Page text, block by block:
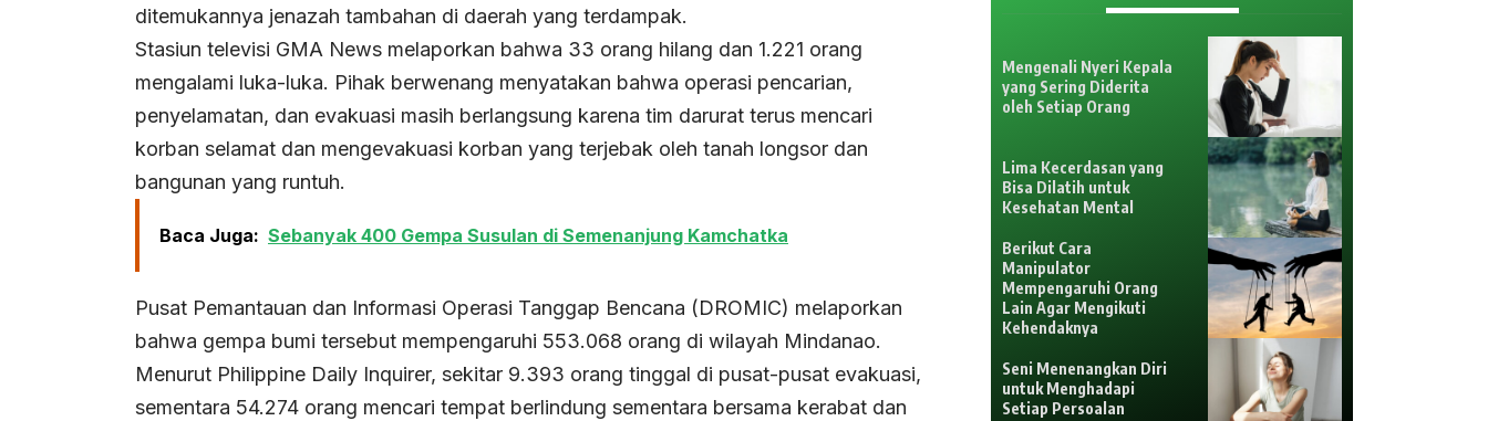
ditemukannya jenazah tambahan di daerah yang terdampak.
Stasiun televisi GMA News melaporkan bahwa 33 orang hilang dan 1.221 orang
mengalami luka-luka. Pihak berwenang menyatakan bahwa operasi pencarian,
penyelamatan, dan evakuasi masih berlangsung karena tim darurat terus mencari
korban selamat dan mengevakuasi korban yang terjebak oleh tanah longsor dan
bangunan yang runtuh.
Baca Juga: Sebanyak 400 Gempa Susulan di Semenanjung Kamchatka
Pusat Pemantauan dan Informasi Operasi Tanggap Bencana (DROMIC) melaporkan
bahwa gempa bumi tersebut mempengaruhi 553.068 orang di wilayah Mindanao.
Menurut Philippine Daily Inquirer, sekitar 9.393 orang tinggal di pusat-pusat evakuasi,
sementara 54.274 orang mencari tempat berlindung sementara bersama kerabat dan
Mengenali Nyeri Kepala
yang Sering Diderita
oleh Setiap Orang
Lima Kecerdasan yang
Bisa Dilatih untuk
Kesehatan Mental
Berikut Cara
Manipulator
Mempengaruhi Orang
Lain Agar Mengikuti
Kehendaknya
Seni Menenangkan Diri
untuk Menghadapi
Setiap Persoalan